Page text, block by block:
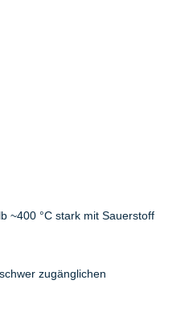
~400 °C stark mit Sauerstoff
zugänglichen